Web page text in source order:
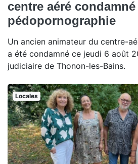
centre aéré
pédopornographie
Un ancien animateur du centre-
a été condamné ce jeudi 6 août
judiciaire de Thonon-les-Bains.
Locales